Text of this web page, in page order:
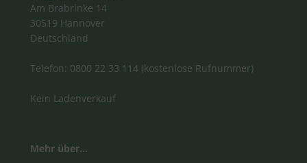
Am Brabrinke 14
30519 Hannover
Deutschland
Telefon: 0800 22 33 114 (kostenlose Rufnummer)
Kein Ladenverkauf
Mehr über...